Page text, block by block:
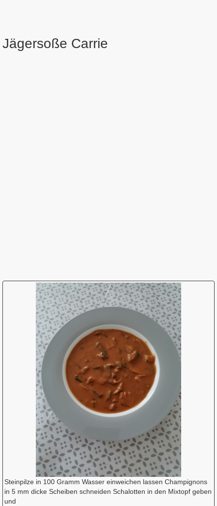
Jägersoße Carrie
Steinpilze in 100 Gramm Wasser einweichen lassen Champignons
in 5 mm dicke Scheiben schneiden Schalotten in den Mixtopf geben
und